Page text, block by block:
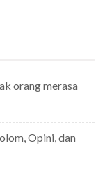
orang merasa
Opini, dan